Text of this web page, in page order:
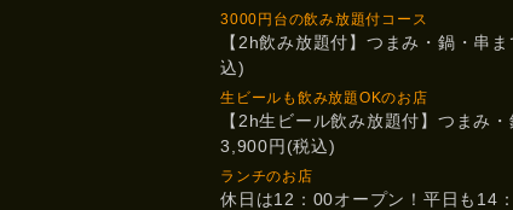
3000円台の飲み放題付コース
【2h飲み放題付】つまみ・鍋・串
込)
生ビールも飲み放題OKのお店
【2h生ビール飲み放題付】つまみ
3,900円(税込)
ランチのお店
休日は12：00オープン！平日も14